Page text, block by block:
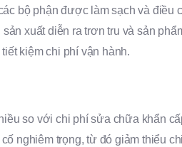
bộ phận được làm sạch và điều
xuất diễn ra trơn tru và sản
kiệm chi phí vận hành.
so với chi phí sửa chữa khẩn
nghiêm trọng, từ đó giảm thiểu